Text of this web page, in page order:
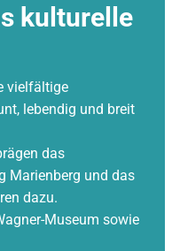
kulturelle
vielfältige
lebendig und breit
das
Marienberg und das
dazu.
Museum sowie